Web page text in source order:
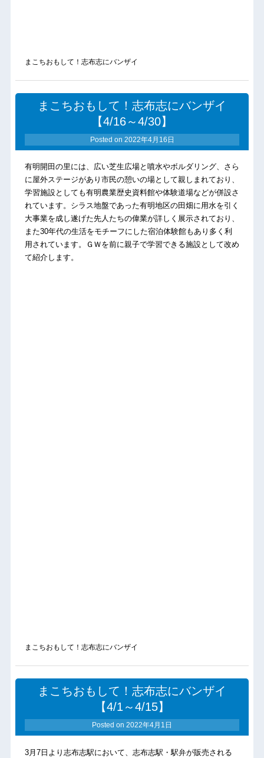
まこちおもして！志布志にバンザイ
まこちおもして！志布志にバンザイ
【4/16～4/30】
Posted on 2022年4月16日
有明開田の里には、広い芝生広場と噴水やボルダリング、さら
に屋外ステージがあり市民の憩いの場として親しまれており、
学習施設としても有明農業歴史資料館や体験道場などが併設さ
れています。シラス地盤であった有明地区の田畑に用水を引く
大事業を成し遂げた先人たちの偉業が詳しく展示されており、
また30年代の生活をモチーフにした宿泊体験館もあり多く利
用されています。ＧＷを前に親子で学習できる施設として改め
て紹介します。
まこちおもして！志布志にバンザイ
まこちおもして！志布志にバンザイ
【4/1～4/15】
Posted on 2022年4月1日
3月7日より志布志駅において、志布志駅・駅弁が販売される